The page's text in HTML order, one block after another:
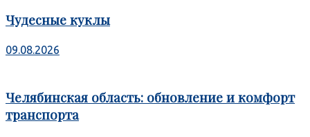
Чудесные куклы
09.08.2026
Челябинская область: обновление и комфорт
транспорта